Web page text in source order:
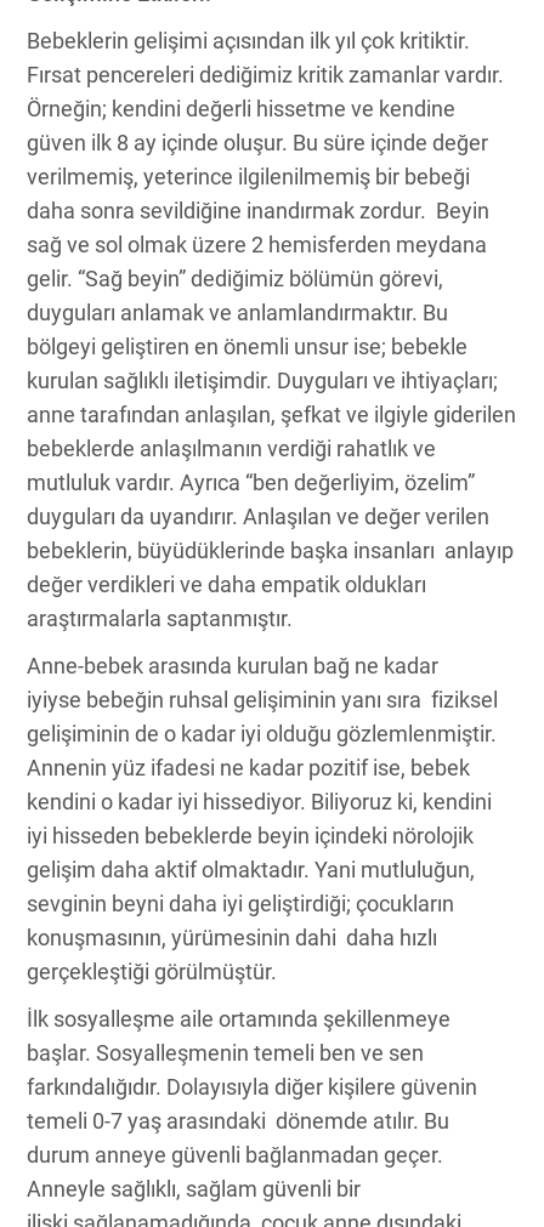
Bebeklerin gelişimi açısından ilk yıl çok kritiktir.
Fırsat pencereleri dediğimiz kritik zamanlar vardır.
Örneğin; kendini değerli hissetme ve kendine
güven ilk 8 ay içinde oluşur. Bu süre içinde değer
verilmemiş, yeterince ilgilenilmemiş bir bebeği
daha sonra sevildiğine inandırmak zordur. Beyin
sağ ve sol olmak üzere 2 hemisferden meydana
gelir. “Sağ beyin” dediğimiz bölümün görevi,
duyguları anlamak ve anlamlandırmaktır. Bu
bölgeyi geliştiren en önemli unsur ise; bebekle
kurulan sağlıklı iletişimdir. Duyguları ve ihtiyaçları;
anne tarafından anlaşılan, şefkat ve ilgiyle giderilen
bebeklerde anlaşılmanın verdiği rahatlık ve
mutluluk vardır. Ayrıca “ben değerliyim, özelim”
duyguları da uyandırır. Anlaşılan ve değer verilen
bebeklerin, büyüdüklerinde başka insanları anlayıp
değer verdikleri ve daha empatik oldukları
araştırmalarla saptanmıştır.
Anne-bebek arasında kurulan bağ ne kadar
iyiyse bebeğin ruhsal gelişiminin yanı sıra fiziksel
gelişiminin de o kadar iyi olduğu gözlemlenmiştir.
Annenin yüz ifadesi ne kadar pozitif ise, bebek
kendini o kadar iyi hissediyor. Biliyoruz ki, kendini
iyi hisseden bebeklerde beyin içindeki nörolojik
gelişim daha aktif olmaktadır. Yani mutluluğun,
sevginin beyni daha iyi geliştirdiği; çocukların
konuşmasının, yürümesinin dahi daha hızlı
gerçekleştiği görülmüştür.
İlk sosyalleşme aile ortamında şekillenmeye
başlar. Sosyalleşmenin temeli ben ve sen
farkındalığıdır. Dolayısıyla diğer kişilere güvenin
temeli 0-7 yaş arasındaki dönemde atılır. Bu
durum anneye güvenli bağlanmadan geçer.
Anneyle sağlıklı, sağlam güvenli bir